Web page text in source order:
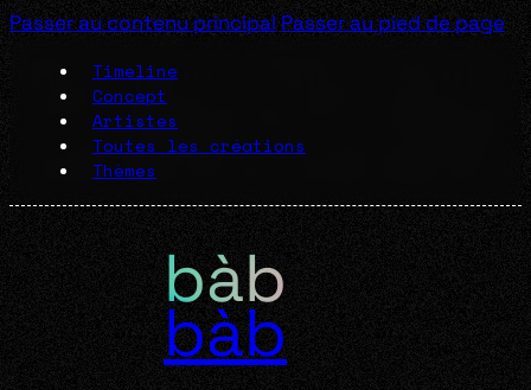
Passer au contenu principal Passer au pied de page
Timeline
Concept
Artistes
Toutes les créations
Thèmes
bàb